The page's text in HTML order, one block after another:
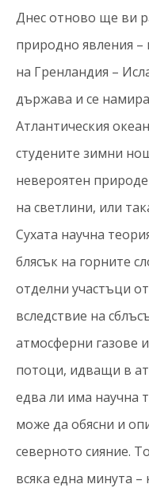
Днес отново ще ви
природно явления –
на Гренландия –
държава и се
Атлантическия
студените зимни
невероятен
на светлини, или
Сухата научна
блясък на горните
отделни участъци
вследствие на
атмосферни газове
потоци, идващи в
едва ли има научна
може да обясни и
северното сияние.
всяка една минута